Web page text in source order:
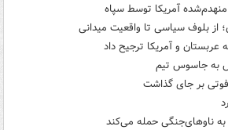
منهدم‌شده آمریکا توسط سپاه
از بلوف سیاسی تا واقعیت میدانی
عربستان و آمریکا ترجیح داد
به جاسوس تیم